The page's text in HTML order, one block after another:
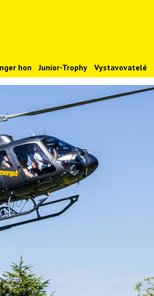
hon Junior-Trophy Vystavovatelé